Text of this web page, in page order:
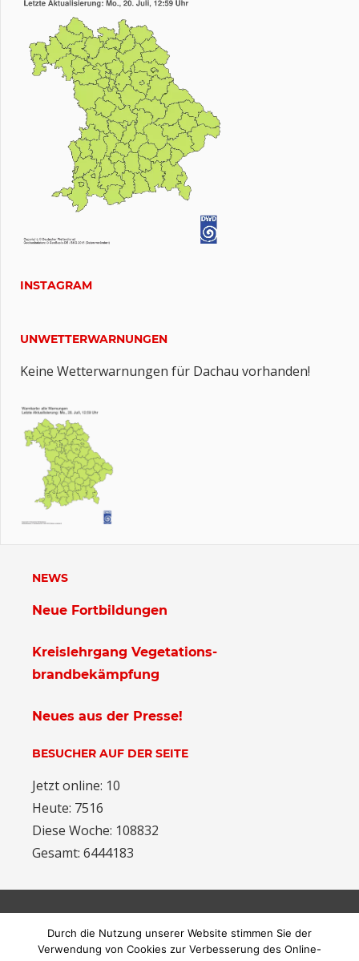
INSTAGRAM
UNWETTERWARNUNGEN
Keine Wetterwarnungen für Dachau vorhanden!
NEWS
Neue Fortbildungen
Kreislehrgang Vegetations-
brandbekämpfung
Neues aus der Presse!
BESUCHER AUF DER SEITE
Jetzt online: 10
Heute: 7516
Diese Woche: 108832
Gesamt: 6444183
Archiv
Durch die Nutzung unserer Website stimmen Sie der
Verwendung von Cookies zur Verbesserung des Online-